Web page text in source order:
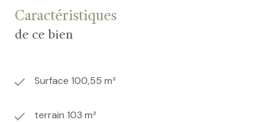
Caractéristiques
de ce bien
Surface 100,55 m²
terrain 103 m²